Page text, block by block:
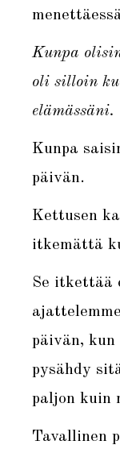
Kunpa
oli silloin
elämässäni.
Kunpa
päivän.
Kettusen
itkemättä
Se itkettää
päivän, kun
pysähdy
paljon kuin
Tavallinen